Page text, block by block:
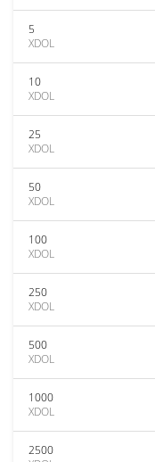
5
XDOL
10
XDOL
25
XDOL
50
XDOL
100
XDOL
250
XDOL
500
XDOL
1000
XDOL
2500